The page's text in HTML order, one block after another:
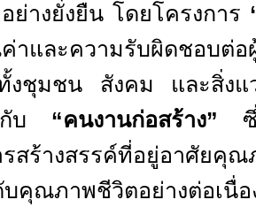
ย่างยั่งยืน โดยโครงการ
าและความรับผิดชอบต่อ
งชุมชน สังคม และสิ่งแ
กับ “คนงานก่อสร้าง” ซึ่
รสร้างสรรค์ที่อยู่อาศัย
บคุณภาพชีวิตอย่างต่อเนื่อ